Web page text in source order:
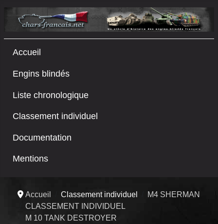
Accueil
Engins blindés
Liste chronologique
Classement individuel
Documentation
Mentions
Accueil Classement individuel
M4 SHERMAN
CLASSEMENT INDIVIDUEL
M 10 TANK DESTROYER